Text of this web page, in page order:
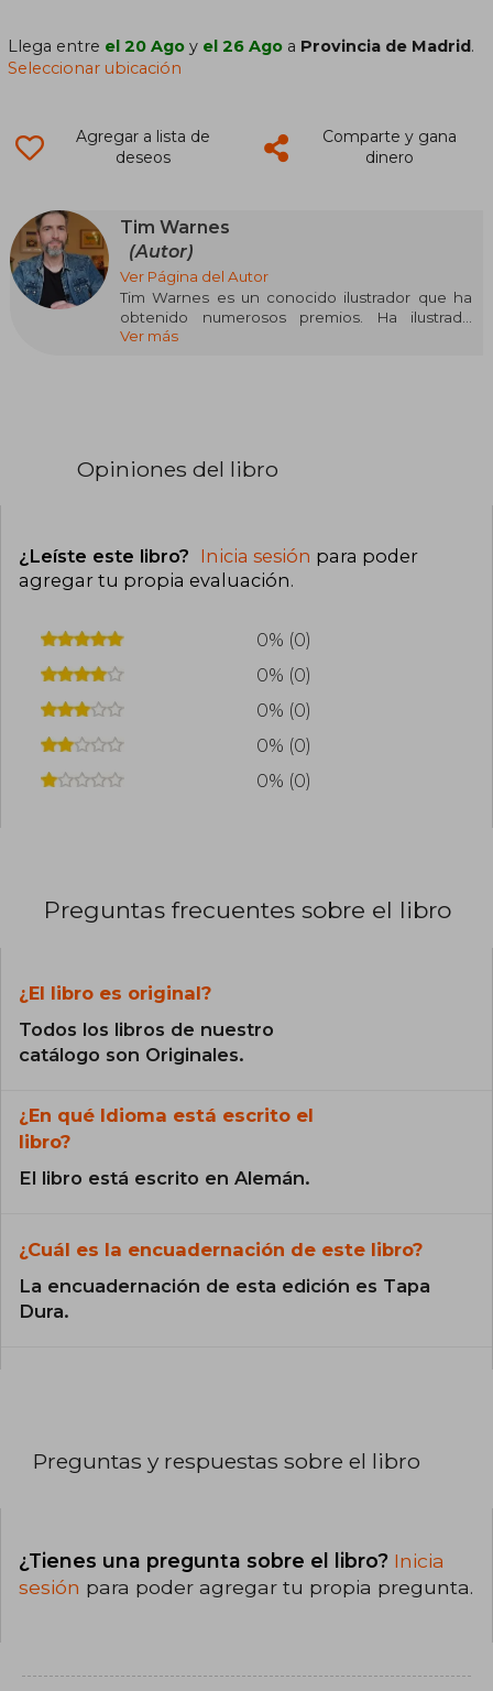
Llega entre el 20 Ago y el 26 Ago a Provincia de Madrid.
Seleccionar ubicación
Agregar a lista de
deseos
Comparte y gana
dinero
Tim Warnes
(Autor)
Ver Página del Autor
Tim Warnes es un conocido ilustrador que ha
obtenido numerosos premios. Ha ilustrado
cerca de ochenta álbumes infantiles que se han
Ver más
Opiniones del libro
¿Leíste este libro? Inicia sesión para poder
agregar tu propia evaluación.
0% (0)
0% (0)
0% (0)
0% (0)
0% (0)
Preguntas frecuentes sobre el libro
¿El libro es original?
Todos los libros de nuestro
catálogo son Originales.
¿En qué Idioma está escrito el
libro?
El libro está escrito en Alemán.
¿Cuál es la encuadernación de este libro?
La encuadernación de esta edición es Tapa
Dura.
Preguntas y respuestas sobre el libro
¿Tienes una pregunta sobre el libro? Inicia
sesión para poder agregar tu propia pregunta.